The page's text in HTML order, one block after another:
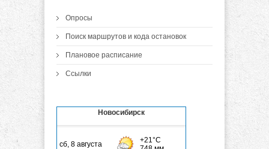
Опросы
Поиск маршрутов и кода остановок
Плановое расписание
Ссылки
Новосибирск